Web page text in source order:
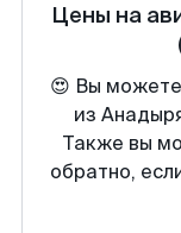
Цены на
😍 Вы
из
Также вы
обратно,